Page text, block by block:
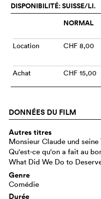
DISPONIBILITÉ: SUISSE/LI.
NORMAL
Location CHF 8,00
Achat CHF 15,00
DONNÉES DU FILM
Autres titres
Monsieur Claude und seine
Qu'est-ce qu'on a fait au
What Did We Do to
Genre
Comédie
Durée